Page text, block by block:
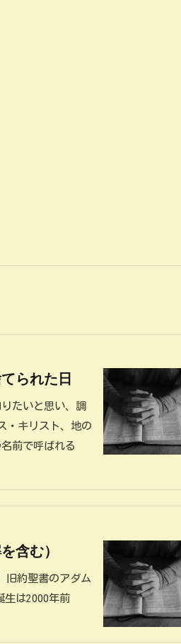
られた日
たいと思い、調
・キリスト、地の
前で呼ばれる
含む）
約聖書のアダム
生は2000年前